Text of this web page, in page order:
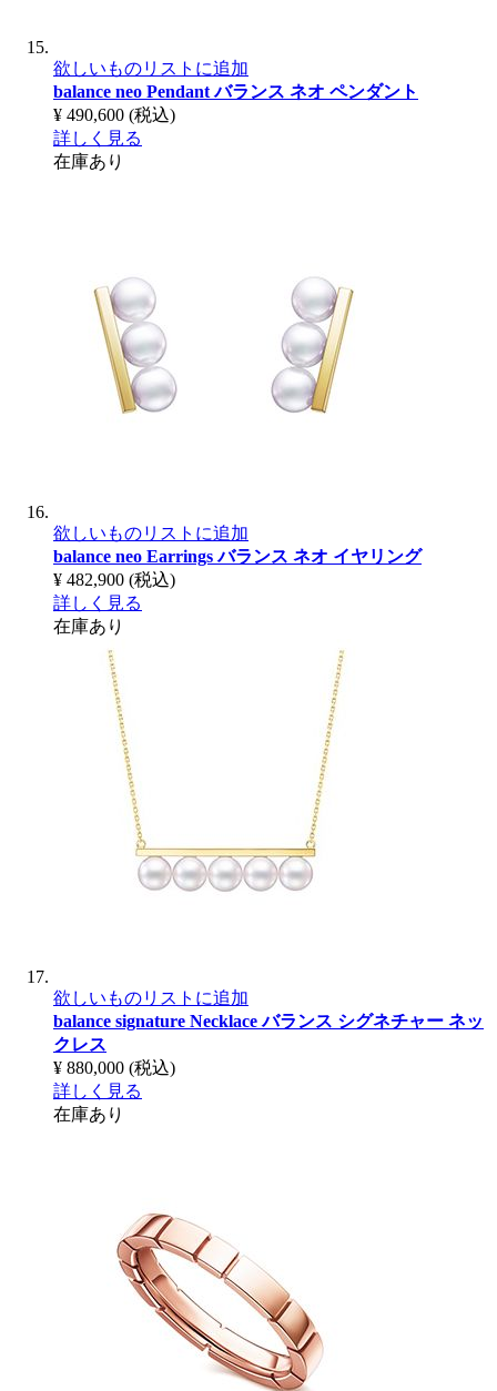
欲しいものリストに追加
balance neo Pendantバランス ネオ ペンダント
¥ 490,600 (税込)
詳しく見る
在庫あり
欲しいものリストに追加
balance neo Earringsバランス ネオ イヤリング
¥ 482,900 (税込)
詳しく見る
在庫あり
欲しいものリストに追加
balance signature Necklaceバランス シグネチャー ネッ
クレス
¥ 880,000 (税込)
詳しく見る
在庫あり